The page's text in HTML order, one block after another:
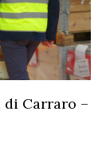
di Carraro –